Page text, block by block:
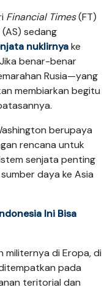
Financial Times(FT)
sedang
nuklirnyake
benar-benar
Rusia—yang
membiarkan begitu
berupaya
rencana untuk
senjata penting
daya ke Asia
Ini Bisa
militernya di Eropa, di
pada
teritorial dan